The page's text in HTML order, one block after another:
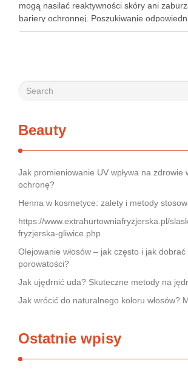
mogą nasilać reaktywności skóry ani
bariery ochronnej. Poszukiwanie
bywa dla wielu pacjentów procesem
Beauty
Jak promieniowanie UV wpływa na zdrowie
ochronę?
Henna w kosmetyce: zalety i metody
https://www.extrahurtowniafryzjerska.pl/
fryzjerska-gliwice.php
Olejowanie włosów – jak często i jak dobrać
porowatości?
Jak ujędrnić uda? Skuteczne metody na
Jak wrócić do naturalnego koloru włosów?
Ostatnie wpisy